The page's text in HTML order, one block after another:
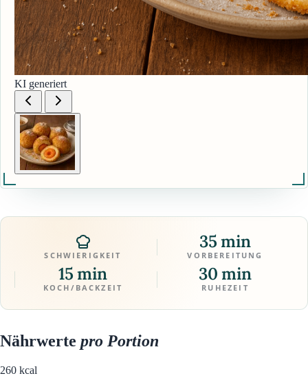
KI generiert
SCHWIERIGKEIT
35 min
VORBEREITUNG
15 min
KOCH/BACKZEIT
30 min
RUHEZEIT
Nährwerte pro Portion
260 kcal